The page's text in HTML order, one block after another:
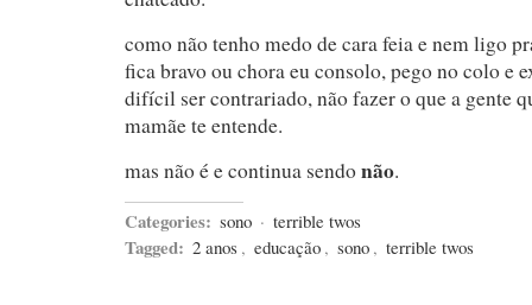
como não tenho medo de cara feia e nem ligo
fica bravo ou chora eu consolo, pego no colo e
difícil ser contrariado, não fazer o que a gente
mamãe te entende.
mas não é e continua sendonão.
Categories: sono · terrible twos
Tagged: 2 anos , educação , sono , terrible twos